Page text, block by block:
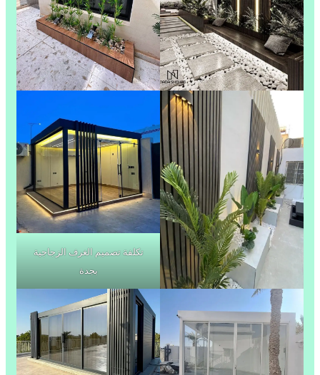
تكلفة تصميم الغرف الزجاجية
بجدة